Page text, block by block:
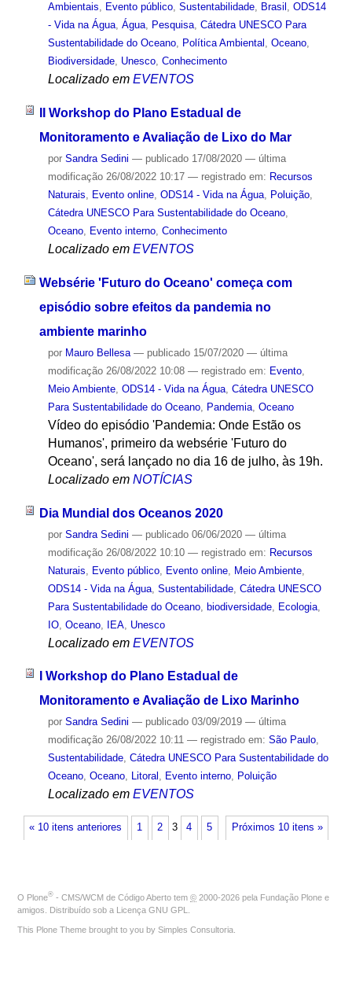
Ambientais, Evento público, Sustentabilidade, Brasil , ODS14
- Vida na Água, Água, Pesquisa, Cátedra UNESCO Para
Sustentabilidade do Oceano, Política Ambiental , Oceano,
Biodiversidade, Unesco, Conhecimento
Localizado em EVENTOS
II Workshop do Plano Estadual de
Monitoramento e Avaliação de Lixo do Mar
por Sandra Sedini — publicado17/08/2020 — última
modificação26/08/2022 10:17 — registrado em: Recursos
Naturais, Evento online, ODS14 - Vida na Água, Poluição,
Cátedra UNESCO Para Sustentabilidade do Oceano,
Oceano, Evento interno, Conhecimento
Localizado em EVENTOS
Websérie 'Futuro do Oceano' começa com
episódio sobre efeitos da pandemia no
ambiente marinho
por Mauro Bellesa — publicado15/07/2020 — última
modificação26/08/2022 10:08 — registrado em: Evento,
Meio Ambiente, ODS14 - Vida na Água, Cátedra UNESCO
Para Sustentabilidade do Oceano, Pandemia, Oceano
Vídeo do episódio 'Pandemia: Onde Estão os
Humanos', primeiro da websérie 'Futuro do
Oceano', será lançado no dia 16 de julho, às 19h.
Localizado em NOTÍCIAS
Dia Mundial dos Oceanos 2020
por Sandra Sedini — publicado06/06/2020 — última
modificação26/08/2022 10:10 — registrado em: Recursos
Naturais
Evento público, Evento online, Meio Ambiente,
ODS14 - Vida na Água, Sustentabilidade, Cátedra UNESCO
Para Sustentabilidade do Oceano, biodiversidade, Ecologia,
IO, Oceano, IEA, Unesco
Localizado em EVENTOS
I Workshop do Plano Estadual de
Monitoramento e Avaliação de Lixo Marinho
por Sandra Sedini — publicado03/09/2019 — última
modificação26/08/2022 10:11 — registrado em: São Paulo,
Sustentabilidade, Cátedra UNESCO Para Sustentabilidade do
Oceano, Oceano, Litoral , Evento interno, Poluição
Localizado em EVENTOS
« 10 itens anteriores Próximos 10 itens »
1 2 3 4 5
O Plone® - CMS/WCM de Código Aberto tem © 2000-2026 pela Fundação Plone e
amigos. Distribuído sob a Licença GNU GPL
This Plone Theme brought to you by Simples Consultoria